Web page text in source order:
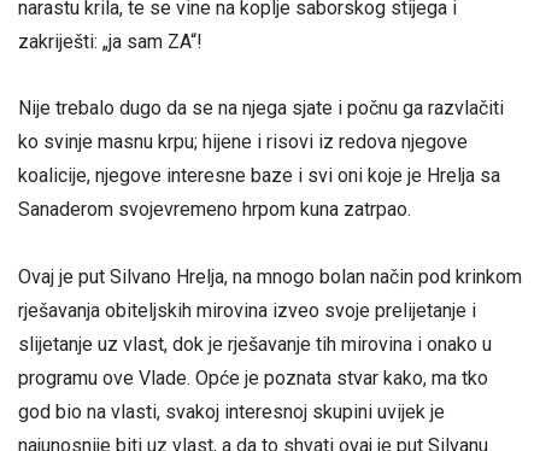
narastu krila, te se vine na koplje saborskog stijega i
zakriješti: „ja sam ZA“!
Nije trebalo dugo da se na njega sjate i počnu ga razvlačiti
ko svinje masnu krpu; hijene i risovi iz redova njegove
koalicije, njegove interesne baze i svi oni koje je Hrelja sa
Sanaderom svojevremeno hrpom kuna zatrpao.
Ovaj je put Silvano Hrelja, na mnogo bolan način pod krinkom
rješavanja obiteljskih mirovina izveo svoje prelijetanje i
slijetanje uz vlast, dok je rješavanje tih mirovina i onako u
programu ove Vlade. Opće je poznata stvar kako, ma tko
god bio na vlasti, svakoj interesnoj skupini uvijek je
najunosnije biti uz vlast, a da to shvati ovaj je put Silvanu